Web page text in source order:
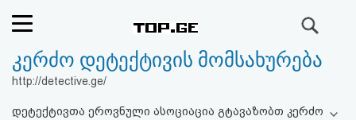
რეიტინგი
კერძო დეტექტივის მომსახურება
http://detective.ge/
დეტექტივთა ეროვნული ასოციაცია გტავაზობთ კერძო